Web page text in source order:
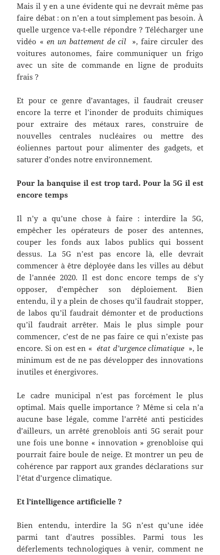
Mais il y en a une évidente qui ne devrait même pas
faire débat : on n’en a tout simplement pas besoin. À
quelle urgence va-t-elle répondre ? Télécharger une
vidéo « en un battement de cil
», faire circuler des
voitures autonomes, faire communiquer un frigo
avec un site de commande en ligne de produits
frais ?
Et pour ce genre d’avantages, il faudrait creuser
encore la terre et l’inonder de produits chimiques
pour extraire des métaux rares, construire de
nouvelles centrales nucléaires ou mettre des
éoliennes partout pour alimenter des gadgets, et
saturer d’ondes notre environnement.
Pour la banquise il est trop tard. Pour la 5G il est
encore temps
Il n’y a qu’une chose à faire : interdire la 5G,
empêcher les opérateurs de poser des antennes,
couper les fonds aux labos publics qui bossent
dessus. La 5G n’est pas encore là, elle devrait
commencer à être déployée dans les villes au début
de l’année 2020. Il est donc encore temps de s’y
opposer, d’empêcher son déploiement. Bien
entendu, il y a plein de choses qu’il faudrait stopper,
de labos qu’il faudrait démonter et de productions
qu’il faudrait arrêter. Mais le plus simple pour
commencer, c’est de ne pas faire ce qui n’existe pas
encore. Si on est en « état d’urgence climatique », le
minimum est de ne pas développer des innovations
inutiles et énergivores.
Le cadre municipal n’est pas forcément le plus
optimal. Mais quelle importance ? Même si cela n’a
aucune base légale, comme l’arrêté anti pesticides
d’ailleurs, un arrêté grenoblois anti 5G serait pour
une fois une bonne « innovation » grenobloise qui
pourrait faire boule de neige. Et montrer un peu de
cohérence par rapport aux grandes déclarations sur
l’état d’urgence climatique.
Et l’intelligence artificielle ?
Bien entendu, interdire la 5G n’est qu’une idée
parmi tant d’autres possibles. Parmi tous les
déferlements technologiques à venir, comment ne